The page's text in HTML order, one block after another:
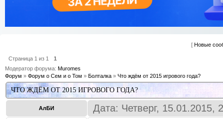
[ Новые
Страница 1 из 1
1
Модератор форума: Muromes
Форум » Форум о Сем и о Том » Болталка » Что ждём от 2015 игрового года?
ЧТО ЖДЁМ ОТ 2015 ИГРОВОГО ГОДА?
АлБИ Дата: Четверг,